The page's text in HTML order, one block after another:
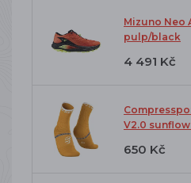
Mizuno Neo
pulp/black
4 491 Kč
V2.0
650 Kč